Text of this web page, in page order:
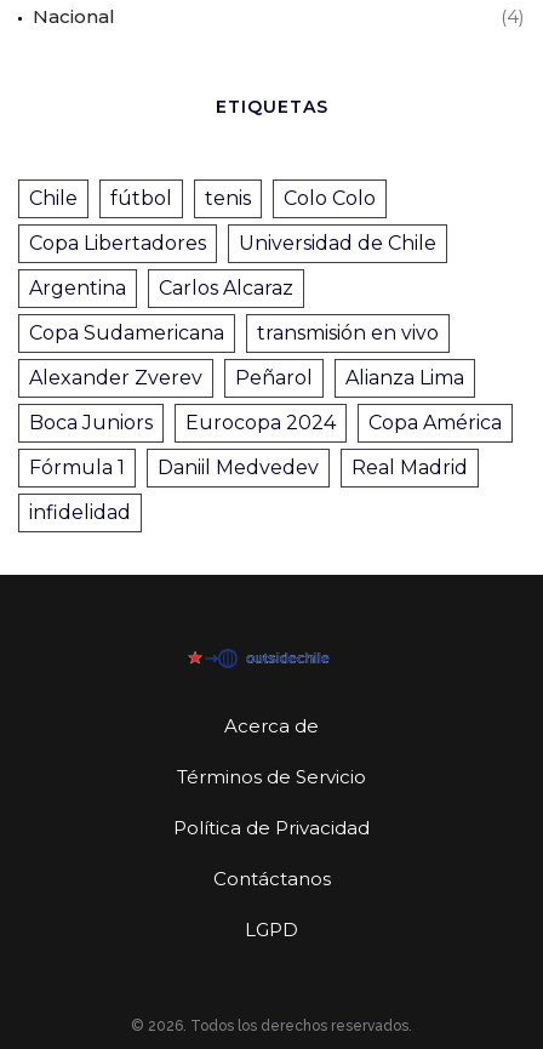
Nacional (4)
ETIQUETAS
Chile fútbol tenis
Colo Colo
Copa Libertadores
Universidad de Chile
Argentina
Carlos Alcaraz
Copa Sudamericana
transmisión en vivo
Alexander Zverev
Peñarol
Alianza Lima
Boca Juniors
Eurocopa 2024
Copa América
Fórmula 1
Daniil Medvedev
Real Madrid
infidelidad
Acerca de
Términos de Servicio
Política de Privacidad
Contáctanos
LGPD
© 2026. Todos los derechos reservados.